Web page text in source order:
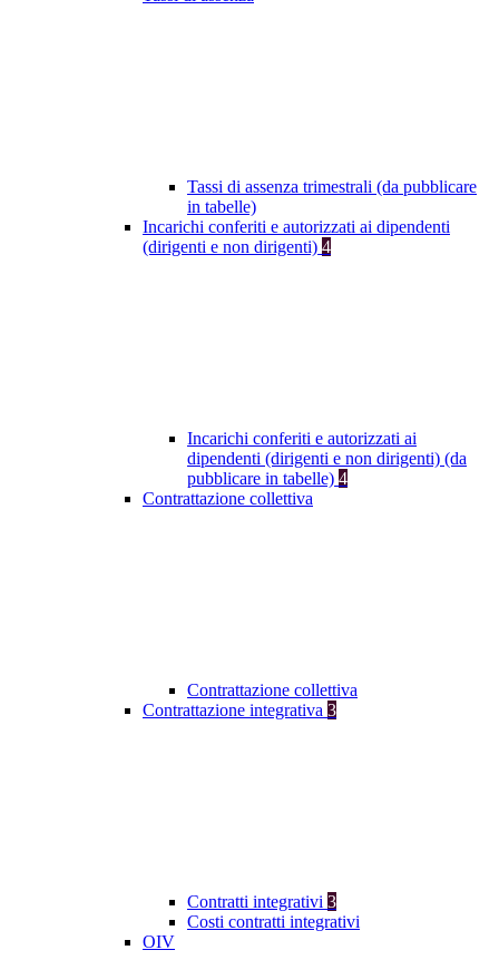
Tassi di assenza trimestrali (da pubblicare
in tabelle)
Incarichi conferiti e autorizzati ai dipendenti
(dirigenti e non dirigenti) 4
Incarichi conferiti e autorizzati ai
dipendenti (dirigenti e non dirigenti) (da
pubblicare in tabelle) 4
Contrattazione collettiva
Contrattazione collettiva
Contrattazione integrativa 3
Contratti integrativi 3
Costi contratti integrativi
OIV